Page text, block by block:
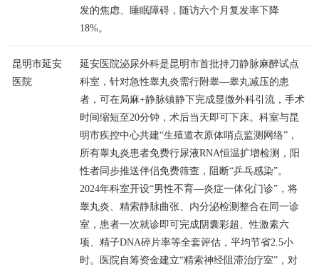
发的焦虑、睡眠障碍，随访六个月复发率下降
18%。
昆明市延安
医院
延安医院泌尿外科是昆明市首批持刀静脉麻醉试点
科室，针对急性睾丸炎需行附睾—睾丸减压的患
者，可在局麻+静脉镇静下完成显微外科引流，手术
时间缩短至20分钟，术后当天即可下床。科室与昆
明市疾控中心共建“生殖道衣原体哨点监测网络”，
所有睾丸炎患者免费行尿液RNA恒温扩增检测，阳
性者同步推送伴侣免费筛查，阻断“乒乓感染”。
2024年科室开设“男性不育—炎症一体化门诊”，将
睾丸炎、精索静脉曲张、内分泌检测整合在同一诊
室，患者一次就诊即可完成阴囊彩超、性激素六
项、精子DNA碎片率等全套评估，平均节省2.5小
时。医院自筹资金建立“精索神经阻滞治疗室”，对